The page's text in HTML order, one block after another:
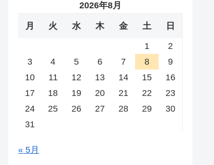
2026年8月
月 火 水 木 金 土 日
1
2
3
4 5 6 7 8
9
10
11 12 13 14 15
16
17
18 19 20 21 22
23
24
25 26 27 28 29
30
31
« 5月